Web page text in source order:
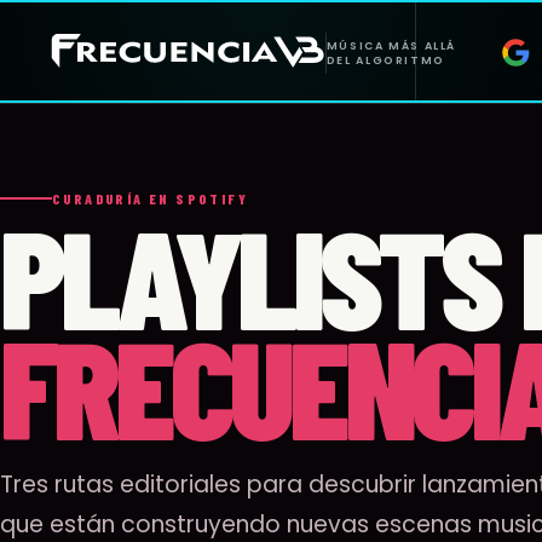
CURADURÍA EN SPOTIFY
PLAYLISTS
Tres rutas editoriales para descubrir
que están construyendo nuevas escenas